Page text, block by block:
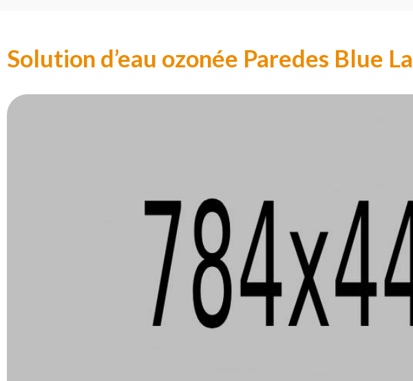
Solution d’eau ozonée Paredes Blue